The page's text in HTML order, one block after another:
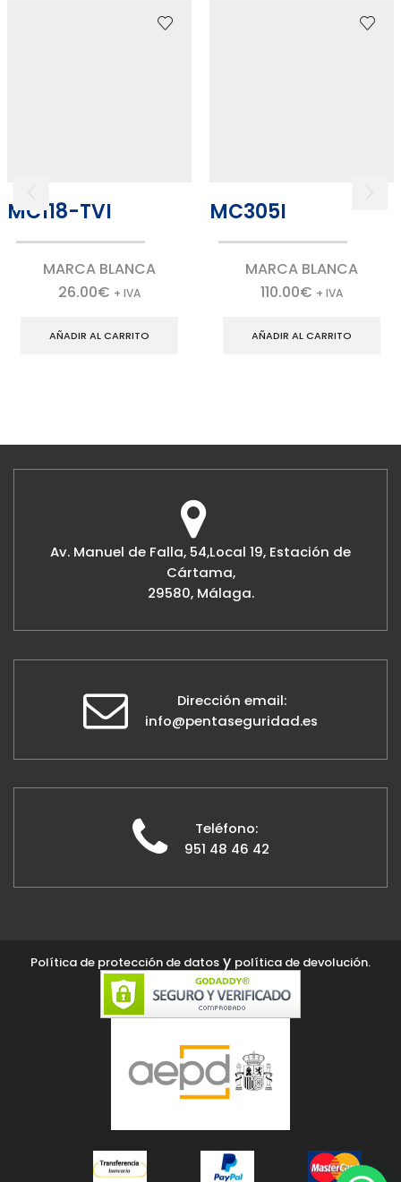
MC118-TVI
MARCA BLANCA
26.00€ + IVA
AÑADIR AL CARRITO
MC305I
MARCA BLANCA
110.00€ + IVA
AÑADIR AL CARRITO
Av. Manuel de Falla, 54,Local 19, Estación de
Cártama,
29580, Málaga.
Dirección email:
info@pentaseguridad.es
Teléfono:
951 48 46 42
Política de protección de datos y política de devolución.